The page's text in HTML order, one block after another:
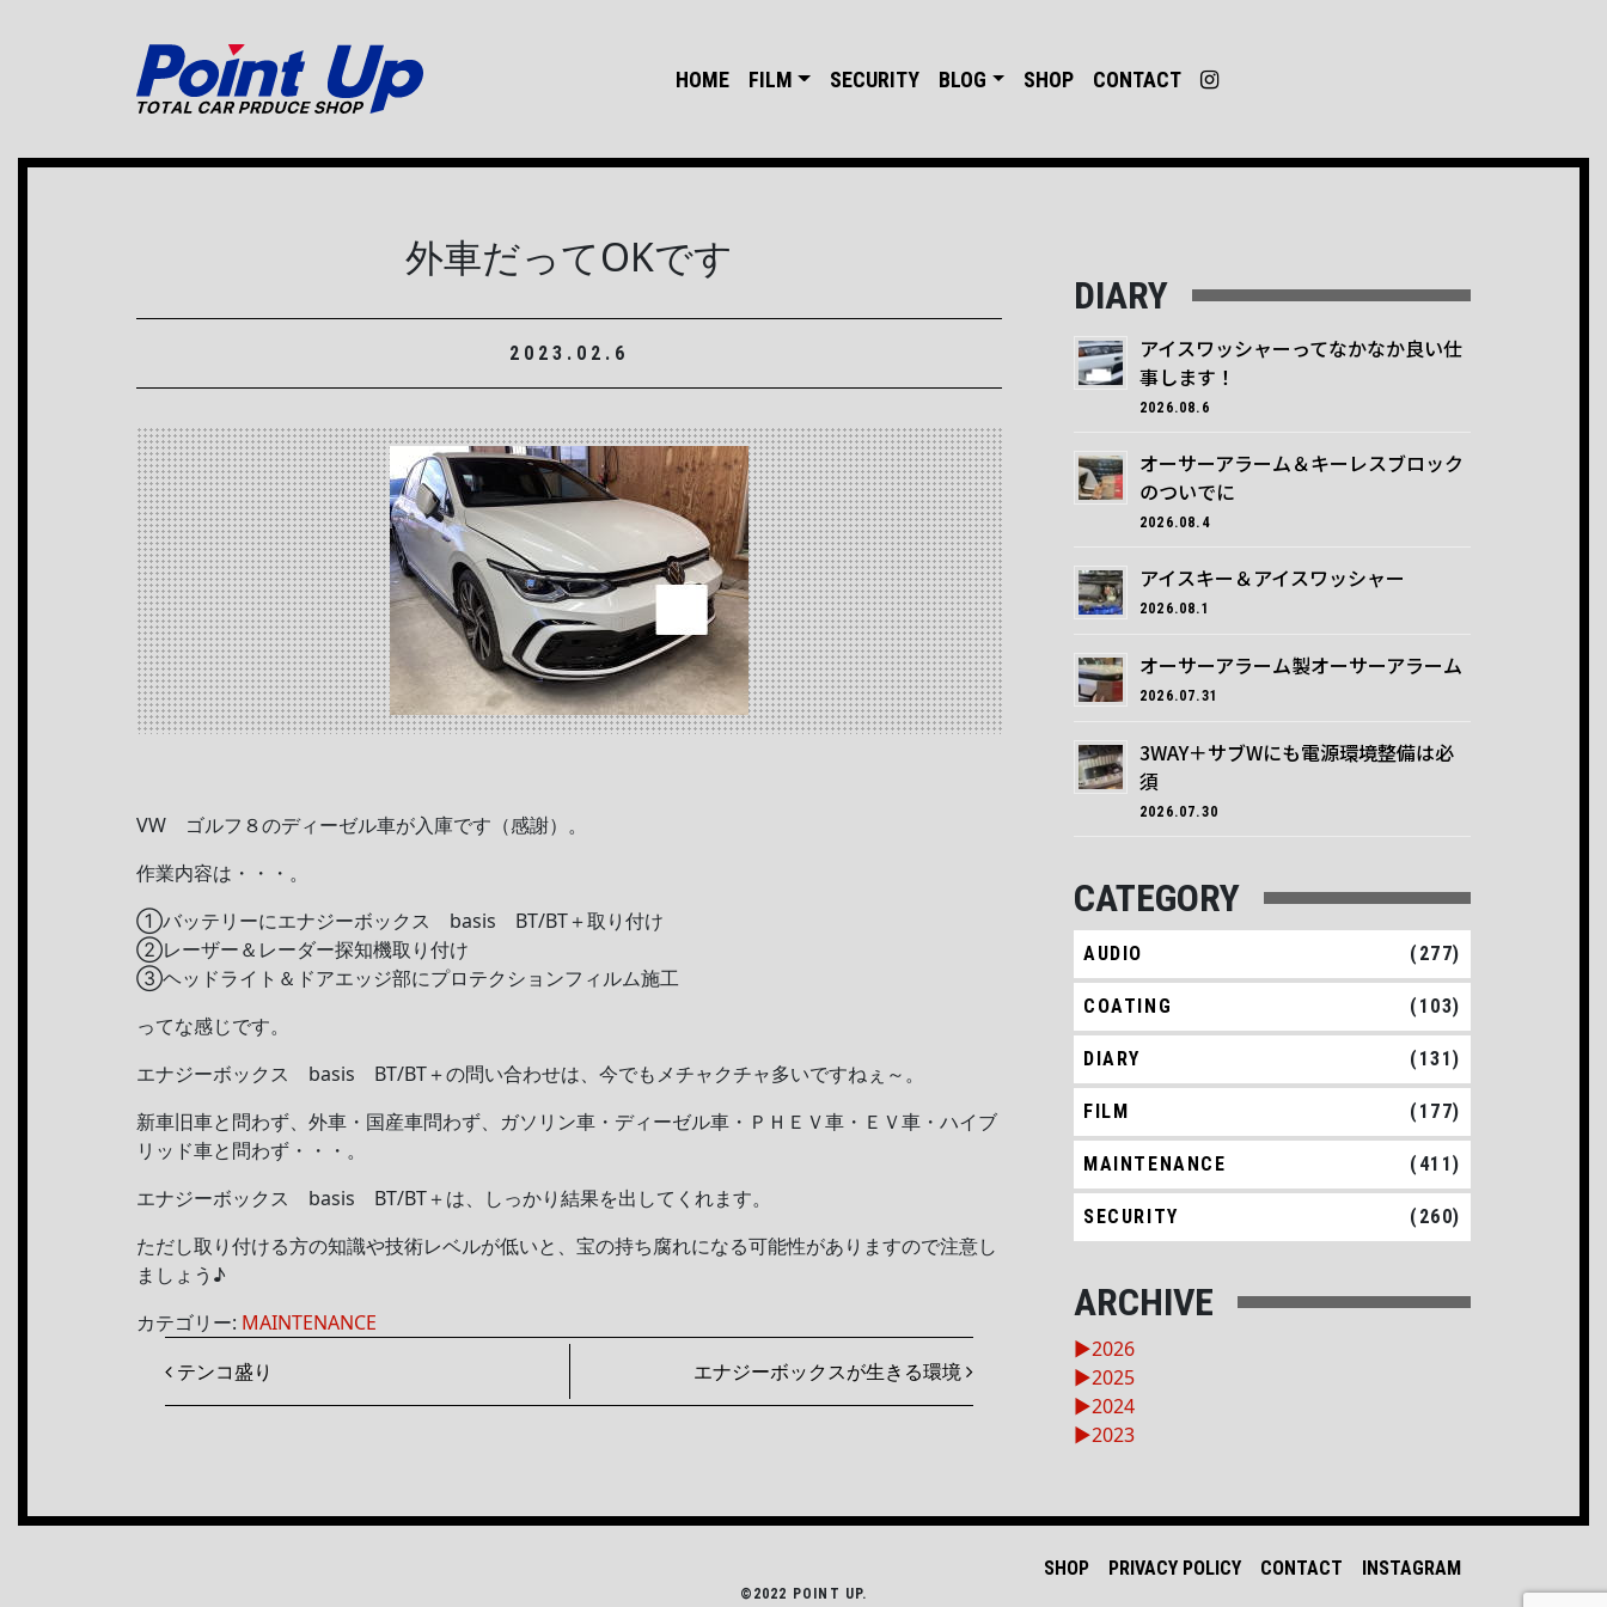
メインナビゲーション HOME FILM SECURITY BLOG SHOP CONTACT
外車だってOKです
2023.02.6
VW ゴルフ８のディーゼル車が入庫です（感謝）。
作業内容は・・・。
①バッテリーにエナジーボックス basis BT/BT＋取り付け
②レーザー＆レーダー探知機取り付け
③ヘッドライト＆ドアエッジ部にプロテクションフィルム施工
ってな感じです。
エナジーボックス basis BT/BT＋の問い合わせは、今でもメチャクチャ多いですねぇ～。
新車旧車と問わず、外車・国産車問わず、ガソリン車・ディーゼル車・ＰＨＥＶ車・ＥＶ車・ハイブ
リッド車と問わず・・・。
エナジーボックス basis BT/BT＋は、しっかり結果を出してくれます。
ただし取り付ける方の知識や技術レベルが低いと、宝の持ち腐れになる可能性がありますので注意し
ましょう♪
カテゴリー: MAINTENANCE
投稿ナビゲーション
テンコ盛り エナジーボックスが生きる環境
DIARY
アイスワッシャーってなかなか良い仕
事します！
2026.08.6
オーサーアラーム＆キーレスブロック
のついでに
2026.08.4
アイスキー＆アイスワッシャー
2026.08.1
オーサーアラーム製オーサーアラーム
2026.07.31
3WAY＋サブWにも電源環境整備は必
須
2026.07.30
CATEGORY
AUDIO (277)
COATING (103)
DIARY (131)
FILM (177)
MAINTENANCE (411)
SECURITY (260)
ARCHIVE
►2026
►2025
►2024
►2023
SHOP PRIVACY POLICY CONTACT INSTAGRAM
©2022 POINT UP.